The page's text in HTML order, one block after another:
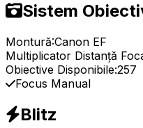
Sistem
Montură:Canon EF
Multiplicator Distanță
Obiective Disponibile:257
Focus Manual
Blitz